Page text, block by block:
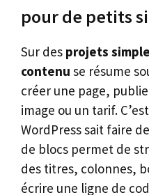
pour de petits
Sur des projets
contenu se résume
créer une page,
image ou un tarif.
WordPress sait faire
de blocs permet de
des titres, colonnes,
écrire une ligne de